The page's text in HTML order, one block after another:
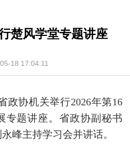
楚风学堂专题讲座
18 17:04:11
政协机关举行2026年第16
专题讲座。省政协副秘书
峰主持学习会并讲话。